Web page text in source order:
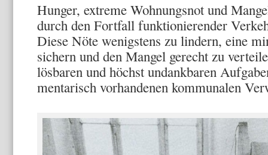
Hunger, extreme Wohnungsnot und
durch den Fortfall funktionierender
Diese Nöte wenigstens zu lin­dern, eine
sichern und den Mangel gerecht zu
lösbaren und höchst un­dankbaren
mentarisch vorhandenen kommunalen